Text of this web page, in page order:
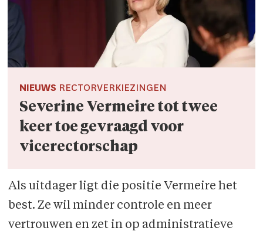
NIEUWS RECTORVERKIEZINGEN
Severine Vermeire tot twee
keer toe gevraagd voor
vicerectorschap
Als uitdager ligt die positie Vermeire het
best. Ze wil minder controle en meer
vertrouwen en zet in op administratieve